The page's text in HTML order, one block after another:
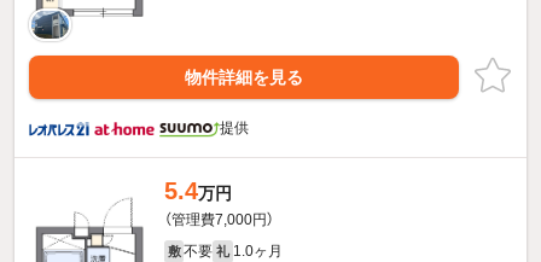
物件詳細を見る
提供
5.4万円
（管理費7,000円）
敷 不要 礼 1.0ヶ月